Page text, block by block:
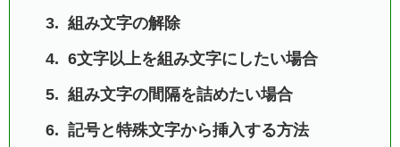
組み文字の解除
6文字以上を組み文字にしたい場合
組み文字の間隔を詰めたい場合
記号と特殊文字から挿入する方法